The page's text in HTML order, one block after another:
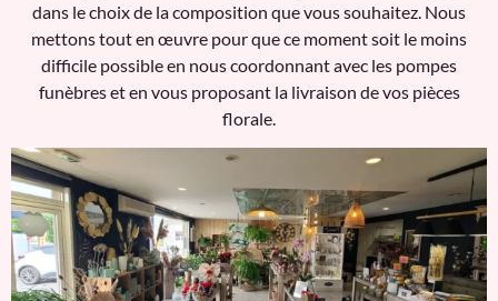
dans le choix de la composition que vous souhaitez. Nous
mettons tout en œuvre pour que ce moment soit le moins
difficile possible en nous coordonnant avec les pompes
funèbres et en vous proposant la livraison de vos pièces
florale.